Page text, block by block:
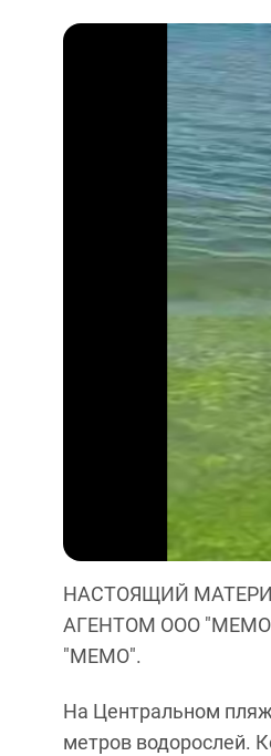
НАСТОЯЩИЙ
АГЕНТОМ ООО
"МЕМО".
На Центральном
метров водорослей.